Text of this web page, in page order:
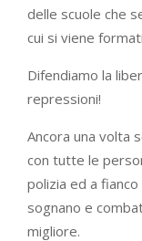
delle scuole che
cui si viene
Difendiamo la
repressioni!
Ancora una volta
con tutte le
polizia ed a
sognano e
migliore.